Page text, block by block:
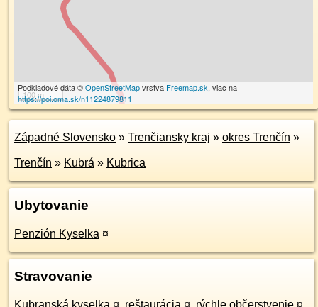
100 m
Podkladové dáta ©OpenStreetMapvrstva Freemap.sk, viac na
https://poi.oma.sk/n11224879811
Západné Slovensko » Trenčiansky kraj » okres Trenčín »
Trenčín » Kubrá » Kubrica
Ubytovanie
Penzión Kyselka ¤
Stravovanie
Kubranská kyselka ¤, reštaurácia ¤, rýchle občerstvenie ¤,